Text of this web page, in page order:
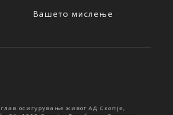
Вашето мислење
осигурување живот АД Скопје,